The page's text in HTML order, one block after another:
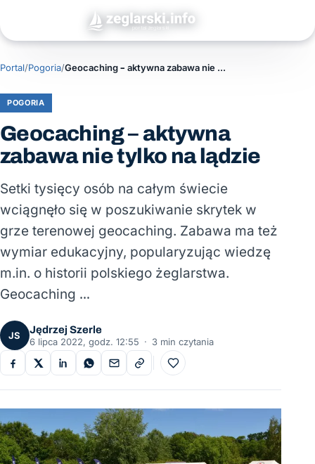
Portal/Pogoria/ Geocaching – aktywna zabawa nie tylko na lądzie
POGORIA
Geocaching – aktywna
zabawa nie tylko na lądzie
Setki tysięcy osób na całym świecie
wciągnęło się w poszukiwanie skrytek w
grze terenowej geocaching. Zabawa ma też
wymiar edukacyjny, popularyzując wiedzę
m.in. o historii polskiego żeglarstwa.
Geocaching …
JS
Jędrzej Szerle
6 lipca 2022, godz. 12:55 · 3 min czytania
Do ulubionych